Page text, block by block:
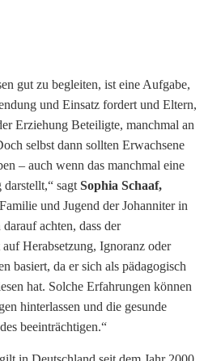
gut zu begleiten, ist eine Aufgabe,
und Einsatz fordert und Eltern,
Erziehung Beteiligte, manchmal an
selbst dann sollten Erwachsene
– auch wenn das manchmal eine
sagt Sophia Schaaf,
und Jugend der Johanniter in
achten, dass der
Herabsetzung, Ignoranz oder
basiert, da er sich als pädagogisch
hat. Solche Erfahrungen können
hinterlassen und die gesunde
beeinträchtigen.“